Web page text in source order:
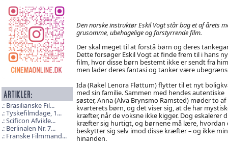
Brasilianske Fil...
Tyskefilmdage, 1...
Scificon Afvikle...
Berlinalen Nr. 7...
Franske Filmmand...
Den norske instruktør Eskil Vogt står bag et af årets
grusomme, ubehagelige og forstyrrende film.
Der skal meget til at forstå børn og deres
Dette forsøger Eskil Vogt at finde frem til i hans
film, hvor disse børn bestemt ikke er sendt fra
men lader deres fantasi og tanker være
Ida (Rakel Lenora Fløttum) flytter til et nyt
med sin familie. Sammen med hendes autentiske
søster, Anna (Alva Brynsmo Ramsted) møder to af
kvarterets børn, og det viser sig, at de har
kræfter, når de voksne ikke kigger. Dog eskalerer
kræfter sig hurtigt, og børnene må lære, hvordan
beskytter sig selv imod disse kræfter – og ikke
hinanden.